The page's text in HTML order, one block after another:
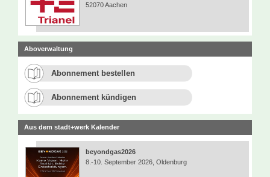
52070 Aachen
Aboverwaltung
Abonnement bestellen
Abonnement kündigen
Aus dem stadt+werk Kalender
beyondgas2026
8.-10. September 2026, Oldenburg